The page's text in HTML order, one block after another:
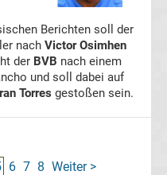
Berichten soll der
nach Victor Osimhen
der BVB nach einem
und soll dabei auf
Torres gestoßen sein.
6 7 8 Weiter >